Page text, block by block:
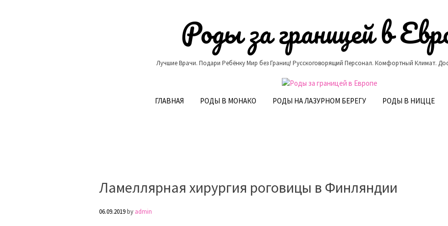
Роды за границей в
Лучшие Врачи. Подари Ребёнку Мир без Границ! Русскоговорящий Персонал. Комфортный Климат.
ГЛАВНАЯ РОДЫ В МОНАКО РОДЫ НА ЛАЗУРНОМ БЕРЕГУ РОДЫ В НИЦЦЕ
Ламеллярная хирургия роговицы в Финляндии
06.09.2019by admin